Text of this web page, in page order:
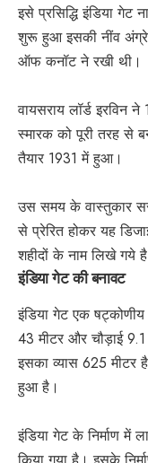
इसे प्रसिद्धि इंडिया गेट
शुरू हुआ इसकी नींव
ऑफ कनॉट ने रखी थी।
वायसराय लॉर्ड इरविन
स्मारक को पूरी तरह से
तैयार 1931 में हुआ।
उस समय के वास्तुकार
से प्रेरित होकर यह
शहीदों के नाम लिखे गये
इंडिया गेट की बनावट
इंडिया गेट एक
43 मीटर और चौड़ाई
इसका व्यास 625
हुआ है।
इंडिया गेट के निर्माण